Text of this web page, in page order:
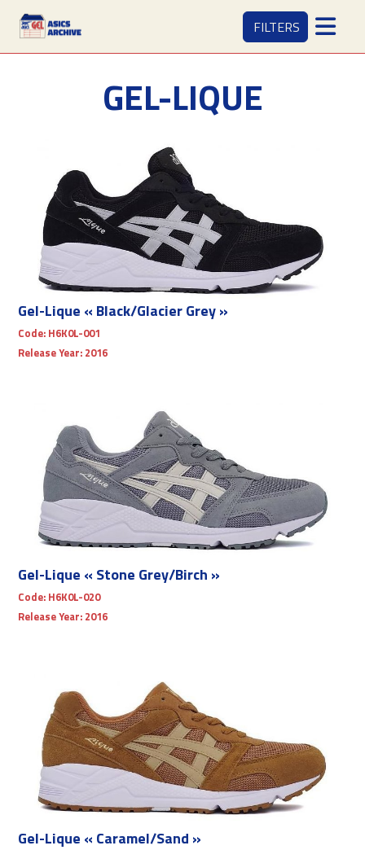
GEL-LIQUE
Gel-Lique « Black/Glacier Grey »
Code: H6K0L-001
Release Year: 2016
Gel-Lique « Stone Grey/Birch »
Code: H6K0L-020
Release Year: 2016
Gel-Lique « Caramel/Sand »
FILTERS